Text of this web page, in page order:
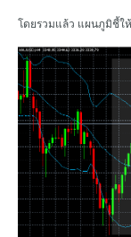
โดยรวมแล้ว แผนภูมิชี้ใ